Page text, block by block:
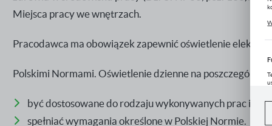
Ogrzewanie i wentylacja
Baterie i latarki
Elektroklub
Miejsca pracy we wnętrzach.
Pracodawca ma obowiązek zapewnić oświetlenie
Polskimi Normami. Oświetlenie dzienne na
być dostosowane do rodzaju wykonywanych prac i
spełniać wymagania określone w Polskiej Normie.